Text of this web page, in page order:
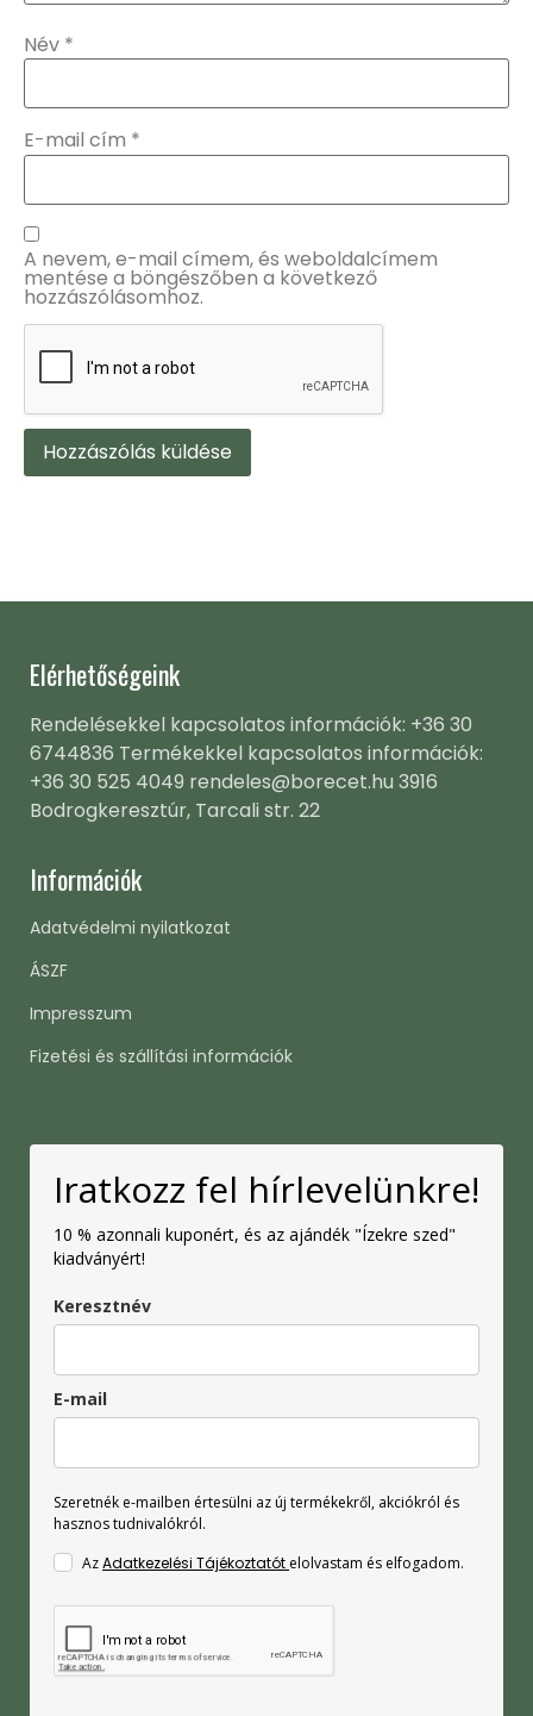
Név *
E-mail cím *
A nevem, e-mail címem, és weboldalcímem
mentése a böngészőben a következő
hozzászólásomhoz.
Elérhetőségeink
Rendelésekkel kapcsolatos információk: +36 30
6744836 Termékekkel kapcsolatos információk:
+36 30 525 4049 rendeles@borecet.hu 3916
Bodrogkeresztúr, Tarcali str. 22
Információk
Adatvédelmi nyilatkozat
ÁSZF
Impresszum
Fizetési és szállítási információk
Iratkozz fel hírlevelünkre!
10 % azonnali kuponért, és az ajándék "Ízekre szed"
kiadványért!
Keresztnév
E-mail
Szeretnék e-mailben értesülni az új termékekről, akciókról és
hasznos tudnivalókról.
AzAdatkezelési Tájékoztatót elolvastam és elfogadom.